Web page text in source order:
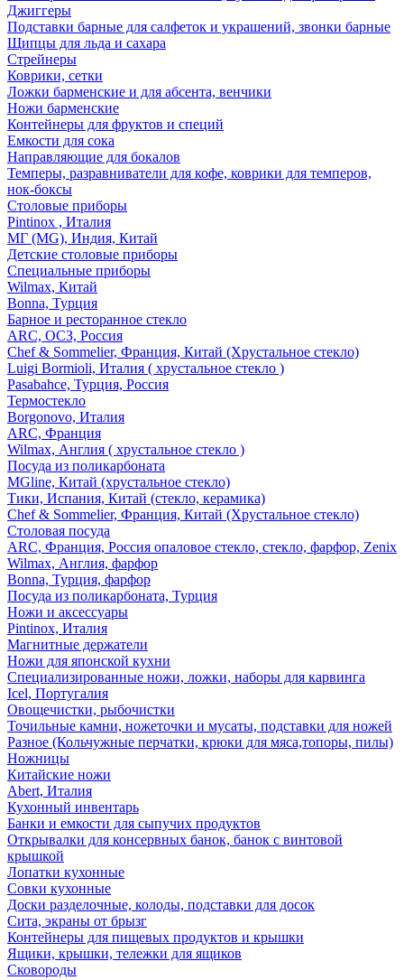
Джиггеры
Подставки барные для салфеток и украшений, звонки барные
Щипцы для льда и сахара
Стрейнеры
Коврики, сетки
Ложки барменские и для абсента, венчики
Ножи барменские
Контейнеры для фруктов и специй
Емкости для сока
Направляющие для бокалов
Темперы, разравниватели для кофе, коврики для темперов,
нок-боксы
Столовые приборы
Pintinox , Италия
МГ (MG), Индия, Китай
Детские столовые приборы
Специальные приборы
Wilmax, Китай
Bonna, Турция
Барное и ресторанное стекло
ARC, ОСЗ, Россия
Chef & Sommelier, Франция, Китай (Хрустальное стекло)
Luigi Bormioli, Италия ( хрустальное стекло )
Pasabahce, Турция, Россия
Термостекло
Borgonovo, Италия
ARC, Франция
Wilmax, Англия ( хрустальное стекло )
Посуда из поликарбоната
MGline, Китай (хрустальное стекло)
Тики, Испания, Китай (стекло, керамика)
Chef & Sommelier, Франция, Китай (Хрустальное стекло)
Столовая посуда
ARC, Франция, Россия опаловое стекло, стекло, фарфор, Zenix
Wilmax, Англия, фарфор
Bonna, Турция, фарфор
Посуда из поликарбоната, Турция
Ножи и аксессуары
Pintinox, Италия
Магнитные держатели
Ножи для японской кухни
Специализированные ножи, ложки, наборы для карвинга
Icel, Португалия
Овощечистки, рыбочистки
Точильные камни, ножеточки и мусаты, подставки для ножей
Разное (Кольчужные перчатки, крюки для мяса,топоры, пилы)
Ножницы
Китайские ножи
Abert, Италия
Кухонный инвентарь
Банки и емкости для сыпучих продуктов
Открывалки для консервных банок, банок с винтовой
крышкой
Лопатки кухонные
Совки кухонные
Доски разделочные, колоды, подставки для досок
Сита, экраны от брызг
Контейнеры для пищевых продуктов и крышки
Ящики, крышки, тележки для ящиков
Сковороды